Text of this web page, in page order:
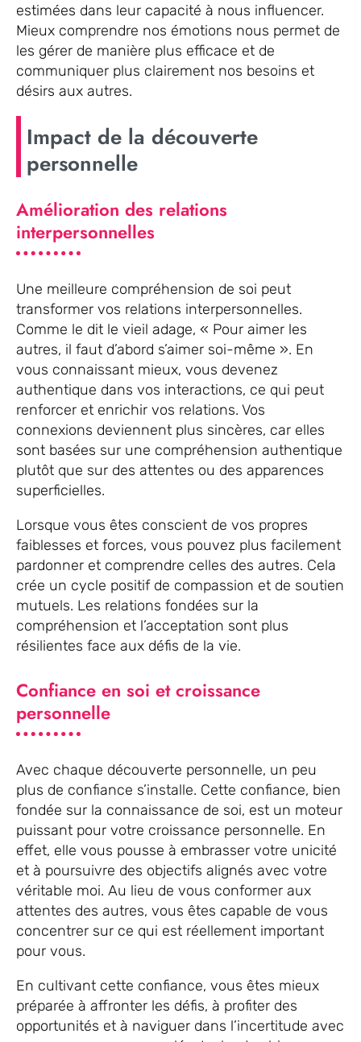
estimées dans leur capacité à nous influencer.
Mieux comprendre nos émotions nous permet de
les gérer de manière plus efficace et de
communiquer plus clairement nos besoins et
désirs aux autres.
Impact de la découverte
personnelle
Amélioration des relations
interpersonnelles
Une meilleure compréhension de soi peut
transformer vos relations interpersonnelles.
Comme le dit le vieil adage, « Pour aimer les
autres, il faut d’abord s’aimer soi-même ». En
vous connaissant mieux, vous devenez
authentique dans vos interactions, ce qui peut
renforcer et enrichir vos relations. Vos
connexions deviennent plus sincères, car elles
sont basées sur une compréhension authentique
plutôt que sur des attentes ou des apparences
superficielles.
Lorsque vous êtes conscient de vos propres
faiblesses et forces, vous pouvez plus facilement
pardonner et comprendre celles des autres. Cela
crée un cycle positif de compassion et de soutien
mutuels. Les relations fondées sur la
compréhension et l’acceptation sont plus
résilientes face aux défis de la vie.
Confiance en soi et croissance
personnelle
Avec chaque découverte personnelle, un peu
plus de confiance s’installe. Cette confiance, bien
fondée sur la connaissance de soi, est un moteur
puissant pour votre croissance personnelle. En
effet, elle vous pousse à embrasser votre unicité
et à poursuivre des objectifs alignés avec votre
véritable moi. Au lieu de vous conformer aux
attentes des autres, vous êtes capable de vous
concentrer sur ce qui est réellement important
pour vous.
En cultivant cette confiance, vous êtes mieux
préparée à affronter les défis, à profiter des
opportunités et à naviguer dans l’incertitude avec